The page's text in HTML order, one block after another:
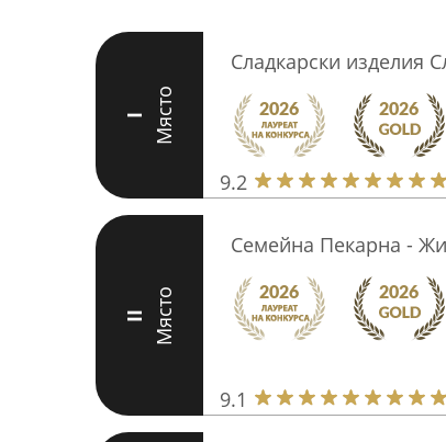
I Място
Сладкарски изделия
9.2
II Място
Семейна Пекарна -
9.1